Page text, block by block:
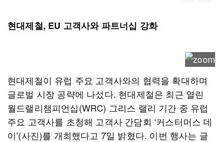
현대제철, EU 고객사와 파트너십 강화
현대제철이 유럽 주요 고객사와의 협력을 확대하며
글로벌 시장 공략에 나섰다. 현대제철은 최근 열린
월드랠리챔피언십(WRC) 그리스 랠리 기간 중 유럽
주요 고객사를 초청해 고객사 간담회 ‘커스터머스 데
이’(사진)를 개최했다고 7일 밝혔다. 이번 행사는 글